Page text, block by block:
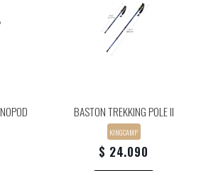
BASTON TREKKING POLE II
KINGCAMP
$ 24.090